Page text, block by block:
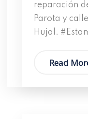
reparación
Parota y
Hujal.
Read